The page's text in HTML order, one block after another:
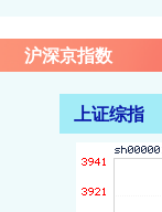
沪深京指数
上证综指